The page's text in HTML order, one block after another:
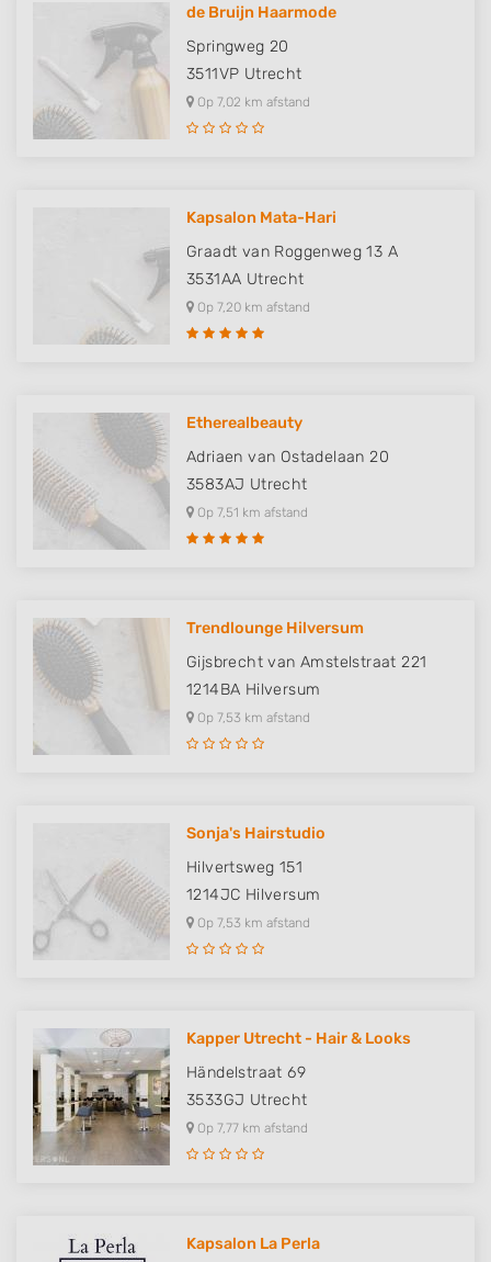
de Bruijn Haarmode
Springweg 20
3511VP Utrecht
Op 7,02 km afstand
Kapsalon Mata-Hari
Graadt van Roggenweg 13 A
3531AA Utrecht
Op 7,20 km afstand
Etherealbeauty
Adriaen van Ostadelaan 20
3583AJ Utrecht
Op 7,51 km afstand
Trendlounge Hilversum
Gijsbrecht van Amstelstraat 221
1214BA Hilversum
Op 7,53 km afstand
Sonja's Hairstudio
Hilvertsweg 151
1214JC Hilversum
Op 7,53 km afstand
Kapper Utrecht - Hair & Looks
Händelstraat 69
3533GJ Utrecht
Op 7,77 km afstand
Kapsalon La Perla